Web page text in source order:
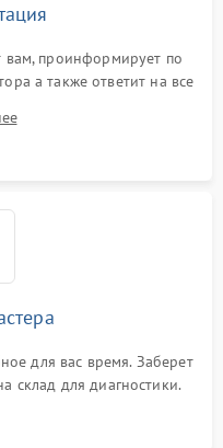
вам, проинформирует по
а также ответит на все
для вас время. Заберет
склад для диагностики.